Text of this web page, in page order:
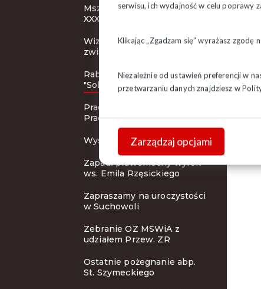
serwisu, ich wydajność w celu poprawy
Klikając „Zgadzam się” wyrażasz
Niezależnie od ustawień preferencji w
przetwarzaniu danych znajdziesz w
Zarządzaj opcjami
Msza Święta inaugurująca
XXXI KZD
Wizerunek działacza
związkowego
Rabaty dla członków
"Solidarności"
Pracodawca Przyjazny
Pracownikom
Wystawa i koncert
Zapadł prawomocny wyrok
ws. Emila Rzęsickiego
Zapraszamy na uroczystości
w Suchowoli
Zebranie OZ MSWiA z
udziałem Przew. ZR
Ostatnie pożegnanie abp.
St. Szymeckiego